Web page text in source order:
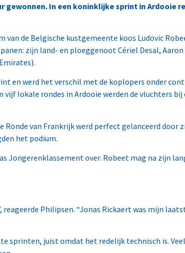
gewonnen. In een koninklijke sprint in Ardooie
van de Belgische kustgemeente koos Ludovic
zijn land- en ploeggenoot Cériel Desal, Aaron
en werd het verschil met de koplopers onder
lokale rondes in Ardooie werden de vluchters bij
van Frankrijk werd perfect gelanceerd door
het podium.
Jongerenklassement over. Robeet mag na zijn
Philipsen. “Jonas Rickaert was mijn
sprinten, juist omdat het redelijk technisch is.